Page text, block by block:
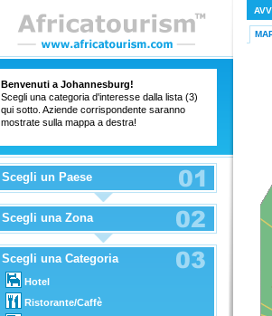
Benvenuti a Johannesburg!
Scegli una categoria d'interesse dalla lista (3)
qui sotto. Aziende corrispondente saranno
mostrate sulla mappa a destra!
Scegli un Paese
Scegli una Zona
Scegli una Categoria
Hotel
Ristorante/Caffè